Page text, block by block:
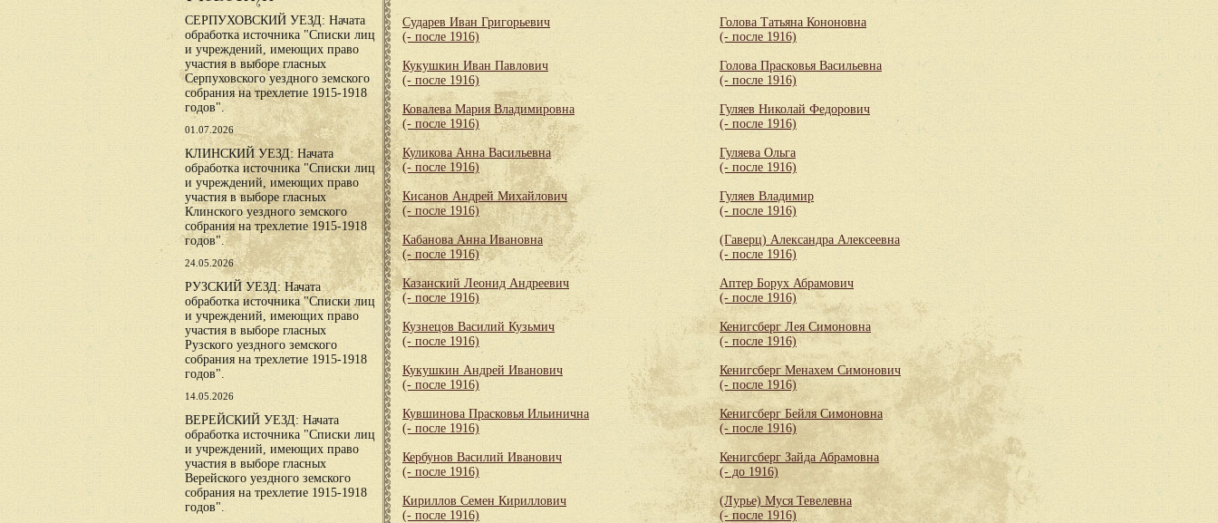
СЕРПУХОВСКИЙ УЕЗД: Начата
обработка источника "Списки лиц
и учреждений, имеющих право
участия в выборе гласных
Серпуховского уездного земского
собрания на трехлетие 1915-1918
годов".
01.07.2026
КЛИНСКИЙ УЕЗД: Начата
обработка источника "Списки лиц
и учреждений, имеющих право
участия в выборе гласных
Клинского уездного земского
собрания на трехлетие 1915-1918
годов".
24.05.2026
РУЗСКИЙ УЕЗД: Начата
обработка источника "Списки лиц
и учреждений, имеющих право
участия в выборе гласных
Рузского уездного земского
собрания на трехлетие 1915-1918
годов".
14.05.2026
ВЕРЕЙСКИЙ УЕЗД: Начата
обработка источника "Списки лиц
и учреждений, имеющих право
участия в выборе гласных
Верейского уездного земского
собрания на трехлетие 1915-1918
годов".
Сударев Иван Григорьевич
(- после 1916)
Кукушкин Иван Павлович
(- после 1916)
Ковалева Мария Владимировна
(- после 1916)
Куликова Анна Васильевна
(- после 1916)
Кисанов Андрей Михайлович
(- после 1916)
Кабанова Анна Ивановна
(- после 1916)
Казанский Леонид Андреевич
(- после 1916)
Кузнецов Василий Кузьмич
(- после 1916)
Кукушкин Андрей Иванович
(- после 1916)
Кувшинова Прасковья Ильинична
(- после 1916)
Кербунов Василий Иванович
(- после 1916)
Кириллов Семен Кириллович
(- после 1916)
Голова Татьяна Кононовна
(- после 1916)
Голова Прасковья Васильевна
(- после 1916)
Гуляев Николай Федорович
(- после 1916)
Гуляева Ольга
(- после 1916)
Гуляев Владимир
(- после 1916)
(Гаверц) Александра Алексеевна
(- после 1916)
Аптер Борух Абрамович
(- после 1916)
Кенигсберг Лея Симоновна
(- после 1916)
Кенигсберг Менахем Симонович
(- после 1916)
Кенигсберг Бейля Симоновна
(- после 1916)
Кенигсберг Зайда Абрамовна
(- до 1916)
(Лурье) Муся Тевелевна
(- после 1916)